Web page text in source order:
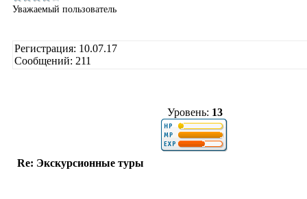
Уважаемый пользователь
Регистрация: 10.07.17
Сообщений: 211
Уровень: 13
Re: Экскурсионные туры